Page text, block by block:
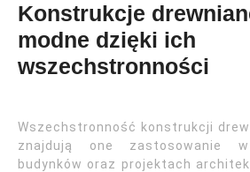
Konstrukcje
modne dzięki ich
wszechstronności
Wszechstronność konstrukcji
znajdują one zastosowanie
budynków oraz projektach